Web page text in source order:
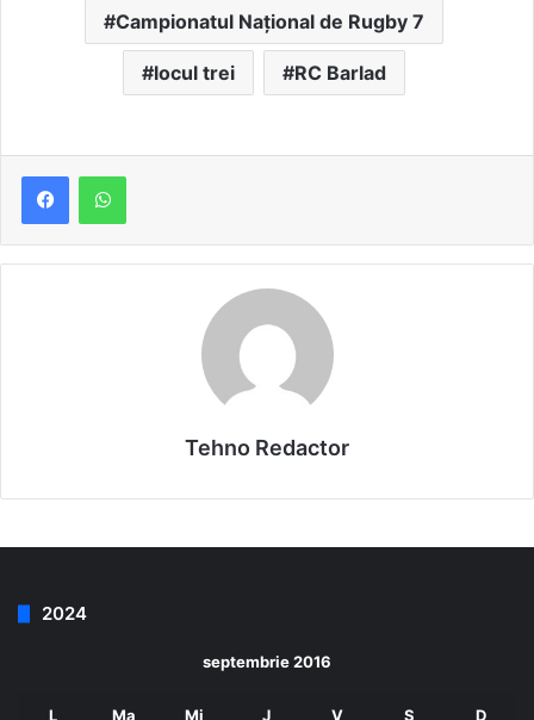
Campionatul Național de Rugby 7
locul trei RC Barlad
Tehno Redactor
2024
septembrie 2016
L Ma Mi J V S D